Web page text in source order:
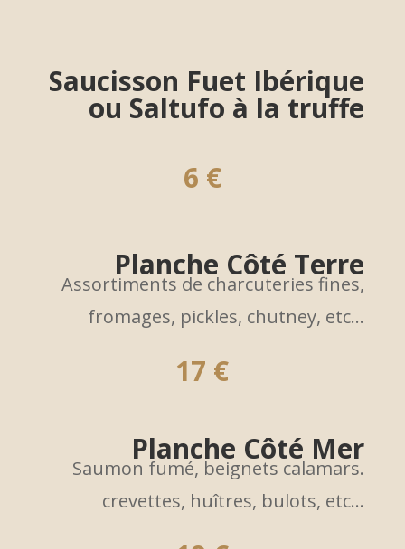
Saucisson Fuet Ibérique
ou Saltufo à la truffe
6 €
Planche Côté Terre
Assortiments de charcuteries fines,
fromages, pickles, chutney, etc…
17 €
Planche Côté Mer
Saumon fumé, beignets calamars.
crevettes, huîtres, bulots, etc…